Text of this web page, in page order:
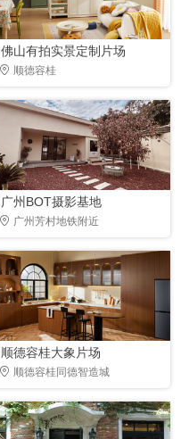
佛山有拍实景定制片场
顺德容桂
广州BOT摄影基地
广州芳村地铁附近
顺德容桂大象片场
顺德容桂同德智造城